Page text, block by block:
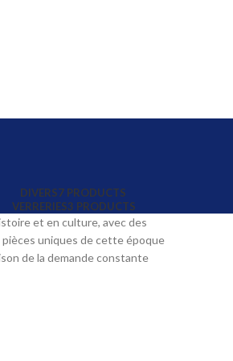
DIVERS7 PRODUCTS
VERRERIES3 PRODUCTS
et en culture, avec des
uniques de cette époque
de la demande constante